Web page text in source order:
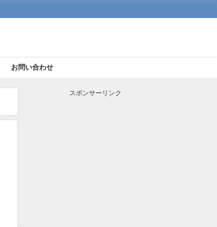
お問い合わせ
スポンサーリンク